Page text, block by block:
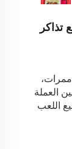
تذاكر
Vigor Joker: سقوط عملة ملفت للنظر مع 7 ممرات،
تعيين العملة
اللعب